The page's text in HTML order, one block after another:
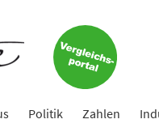
Politik Zahlen
verpassen!
anmelden.